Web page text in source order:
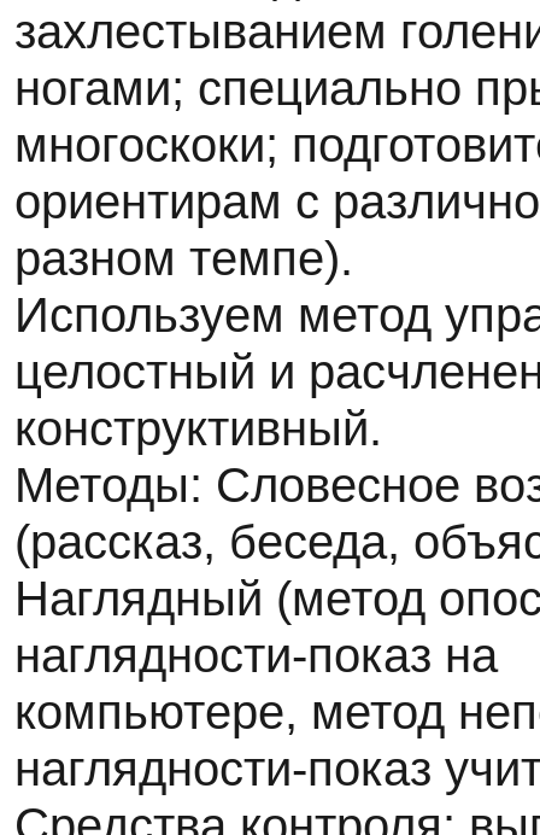
захлестыванием
ногами; специально
многоскоки;
ориентирам с
разном темпе).
Используем метод
целостный и
конструктивный.
Методы: Словесное
(рассказ, беседа,
Наглядный (метод
наглядности-показ на
компьютере, метод
наглядности-показ